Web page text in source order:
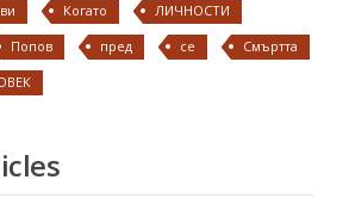
Когато
ЛИЧНОСТИ
Попов пред се
Смъртта